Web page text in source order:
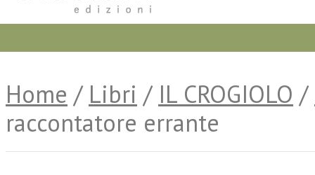
Home / Libri / IL CROGIOLO /
raccontatore errante